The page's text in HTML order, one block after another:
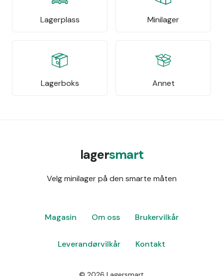
Lagerplass Minilager
Lagerboks Annet
lagersmart
Velg minilager på den smarte måten
Magasin Om oss Brukervilkår
Leverandørvilkår Kontakt